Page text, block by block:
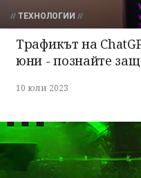
ТЕХНОЛОГИИ
Трафикът на
юни - познайте
10 юли 2023